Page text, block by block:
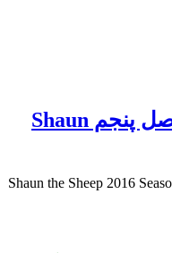
دانلود انیمیشن بره ناقلا فصل پنجم Shaun